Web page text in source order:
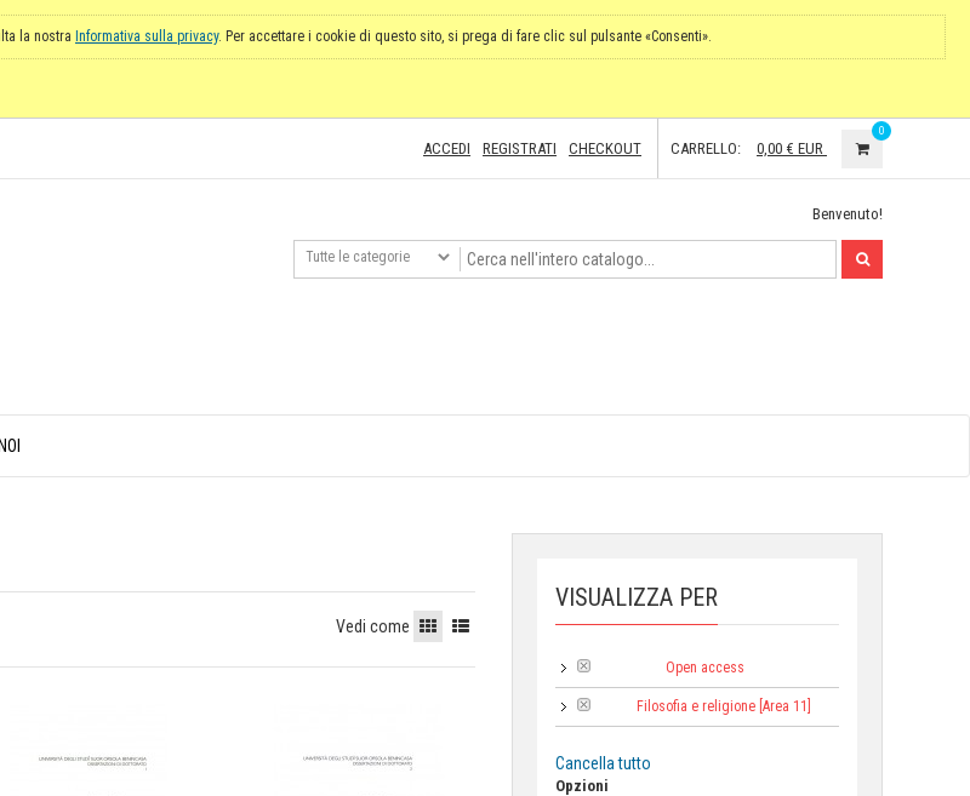
la nostra Informativa sulla privacy. Per accettare i cookie di questo sito, si prega di fare clic sul pulsante «Consenti».
ACCEDI REGISTRATI CHECKOUT CARRELLO: 0,00 € EUR
0
Benvenuto!
VISUALIZZA PER
Open access
Filosofia e religione [Area 11]
Cancella tutto
Opzioni
Vedi come